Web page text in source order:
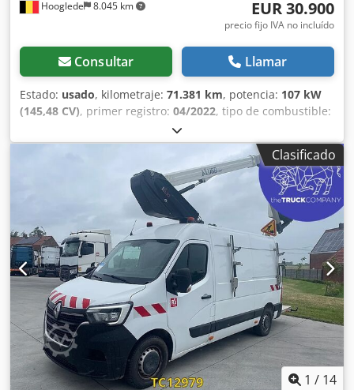
Hooglede 8.045 km EUR 30.900
precio fijo IVA no incluído
Consultar Llamar
Estado: usado, kilometraje: 71.381 km, potencia: 107 kW
(145,48 CV), primer registro: 04/2022, tipo de combustible:
, tamaño del neumático:
de ejes:4x2, combustible:diésel, color:otro, tipo de
, número de marchas:6, clase de
, amortiguación:acero, longitud total:6.750
2.070 mm, Año de fabricación:2022,
ABS, cierre centralizado, control de
crucero, espejo retrovisor eléctrico, regulación eléctrica
de las ventanillas, = Opciones y equipamiento adicionales
= - Llave de repuesto - Limitador de velocidad - Control de
estabilidad - Corriente alterna = Más información =
Medida de neumáticos: 225/65R16C Frenos: Frenos de
disco Suspensión: Suspensión de ballesta Eje delantero:
Dirigido; Dibujo del neumático izquierdo: 9 mm; derecho: 9
mm Eje trasero: Dibujo del neumático izquierdo: 10 mm;
derecho: 10 mm Peso en vacío: 3.005 kg Dedpfjzrblvex
Abgock Carga útil: 495 kg MMA: 3.500 kg Daños: Ninguno
Clasificado
1 / 14